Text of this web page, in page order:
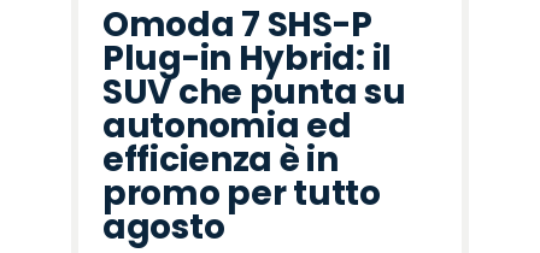
Omoda 7 SHS-P
Plug-in Hybrid: il
SUV che punta su
autonomia ed
efficienza è in
promo per tutto
agosto